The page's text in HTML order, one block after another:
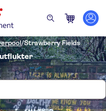
/Strawberry Fields